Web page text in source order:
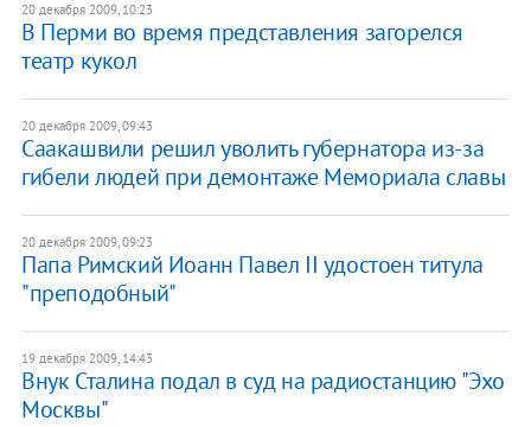
20 декабря 2009, 10:23
В Перми во время представления загорелся
театр кукол
20 декабря 2009, 09:43
Саакашвили решил уволить губернатора из-за
гибели людей при демонтаже Мемориала славы
20 декабря 2009, 09:23
Папа Римский Иоанн Павел II удостоен титула
"преподобный"
19 декабря 2009, 14:43
Внук Сталина подал в суд на радиостанцию "Эхо
Москвы"